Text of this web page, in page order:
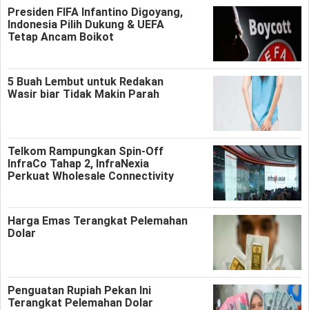
Presiden FIFA Infantino Digoyang,
Indonesia Pilih Dukung & UEFA
Tetap Ancam Boikot
5 Buah Lembut untuk Redakan
Wasir biar Tidak Makin Parah
Telkom Rampungkan Spin-Off
InfraCo Tahap 2, InfraNexia
Perkuat Wholesale Connectivity
Harga Emas Terangkat Pelemahan
Dolar
Penguatan Rupiah Pekan Ini
Terangkat Pelemahan Dolar